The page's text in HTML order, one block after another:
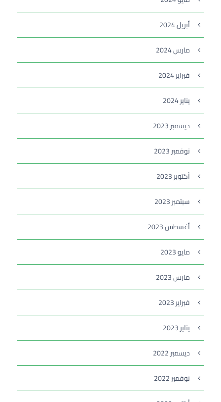
أبريل 2024
مارس 2024
فبراير 2024
يناير 2024
ديسمبر 2023
نوفمبر 2023
أكتوبر 2023
سبتمبر 2023
أغسطس 2023
مايو 2023
مارس 2023
فبراير 2023
يناير 2023
ديسمبر 2022
نوفمبر 2022